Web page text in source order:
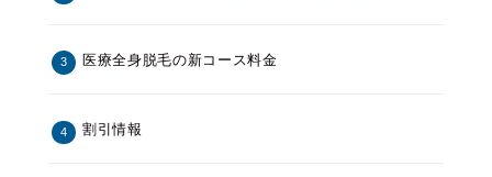
医療全身脱毛の新コース料金
割引情報